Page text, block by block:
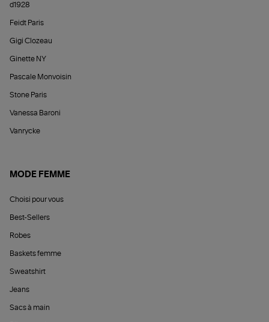
d1928
Feidt Paris
Gigi Clozeau
Ginette NY
Pascale Monvoisin
Stone Paris
Vanessa Baroni
Vanrycke
MODE FEMME
Choisi pour vous
Best-Sellers
Robes
Baskets femme
Sweatshirt
Jeans
Sacs à main